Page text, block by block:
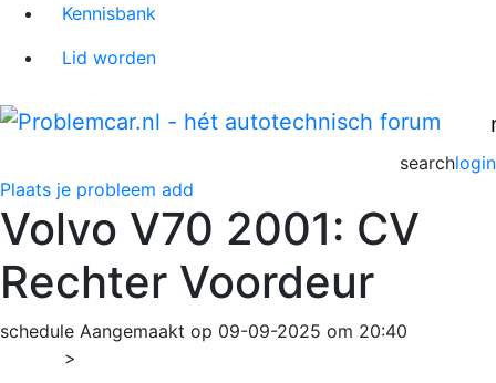
Kennisbank
Lid worden
login
search
Plaats je probleem add
Volvo V70 2001: CV
Rechter Voordeur
schedule Aangemaakt op 09-09-2025 om 20:40
>